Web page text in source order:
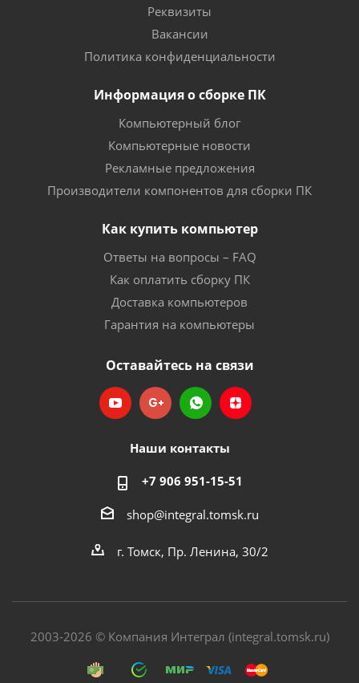
Реквизиты
Вакансии
Политика конфиденциальности
Информация о сборке ПК
Компьютерный блог
Компьютерные новости
Рекламные предложения
Производители компонентов для сборки ПК
Как купить компьютер
Ответы на вопросы – FAQ
Как оплатить сборку ПК
Доставка компьютеров
Гарантия на компьютеры
Оставайтесь на связи
Наши контакты
+7 906 951-15-51
shop@integral.tomsk.ru
г. Томск, Пр. Ленина, 30/2
2003-2026 © Компания Интеграл (integral.tomsk.ru)